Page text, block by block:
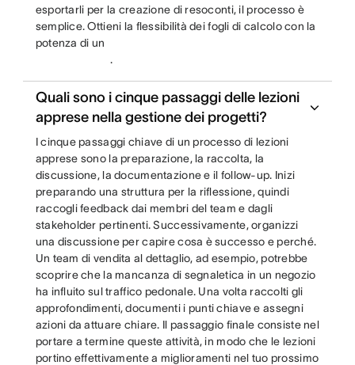
esportarli per la creazione di resoconti, il processo è
semplice. Ottieni la flessibilità dei fogli di calcolo con la
potenza di un
.
Quali sono i cinque passaggi delle lezioni
apprese nella gestione dei progetti?
I cinque passaggi chiave di un processo di lezioni
apprese sono la preparazione, la raccolta, la
discussione, la documentazione e il follow-up. Inizi
preparando una struttura per la riflessione, quindi
raccogli feedback dai membri del team e dagli
stakeholder pertinenti. Successivamente, organizzi
una discussione per capire cosa è successo e perché.
Un team di vendita al dettaglio, ad esempio, potrebbe
scoprire che la mancanza di segnaletica in un negozio
ha influito sul traffico pedonale. Una volta raccolti gli
approfondimenti, documenti i punti chiave e assegni
azioni da attuare chiare. Il passaggio finale consiste nel
portare a termine queste attività, in modo che le lezioni
portino effettivamente a miglioramenti nel tuo prossimo